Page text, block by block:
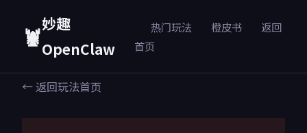
🦞妙趣
OpenClaw
热门玩法 橙皮书
返回
首页
← 返回玩法首页